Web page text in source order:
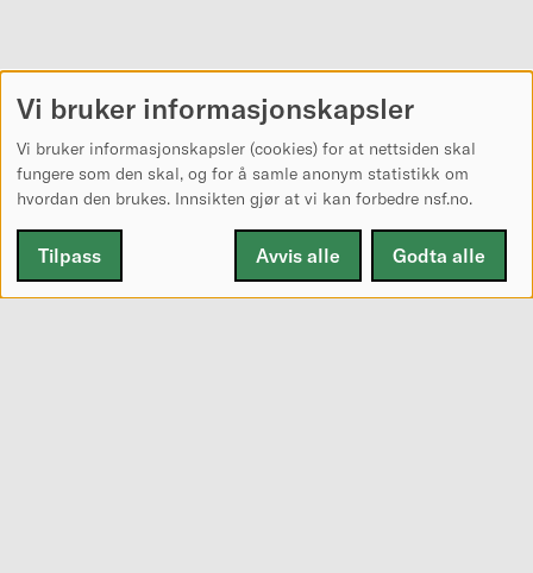
Vi bruker informasjonskapsler
Vi bruker informasjonskapsler (cookies) for at nettsiden skal
fungere som den skal, og for å samle anonym statistikk om
hvordan den brukes. Innsikten gjør at vi kan forbedre nsf.no.
Tilpass Avvis alle Godta alle